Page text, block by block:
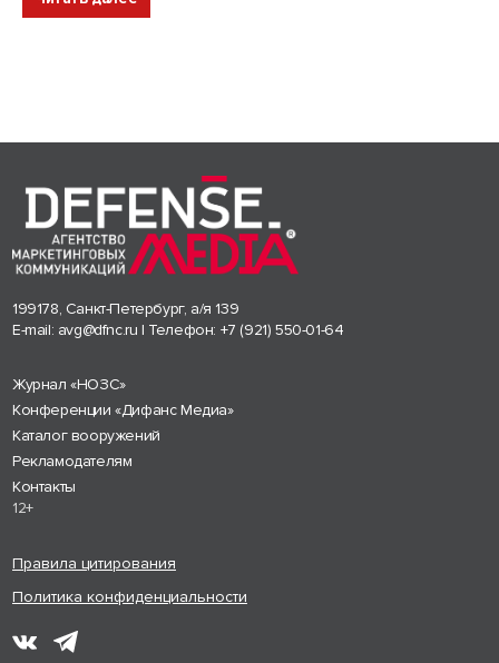
199178, Санкт-Петербург, а/я 139
E-mail: avg@dfnc.ru | Телефон: +7 (921) 550-01-64
Журнал «НОЗС»
Конференции «Дифанс Медиа»
Каталог вооружений
Рекламодателям
Контакты
12+
Правила цитирования
Политика конфиденциальности